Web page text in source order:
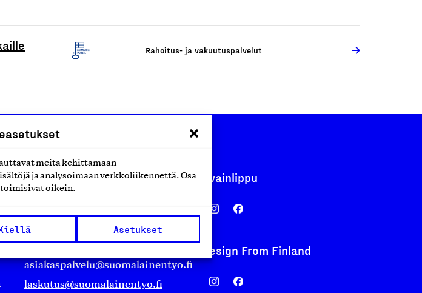
meitä kehittämään
ja analysoimaan verkkoliikennettä. Osa
toimisivat oikein.
Asetukset
Rahoitus- ja vakuutuspalvelut
Suomalainen työ ry
00130 Helsinki
Finland
asiakaspalvelu@suomalainentyo.fi
laskutus@suomalainentyo.fi
Avainlippu
Design From Finland